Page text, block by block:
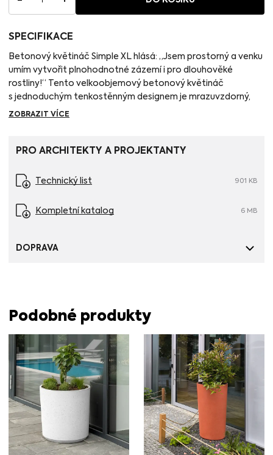
SPECIFIKACE
Betonový květináč Simple XL hlásá: „Jsem prostorný a venku
umím vytvořit plnohodnotné zázemí i pro dlouhověké
rostliny!“ Tento velkoobjemový betonový květináč
s jednoduchým tenkostěnným designem je mrazuvzdorný,
a tedy vhodný pro keříky, okrasné jehličnany nebo listnaté
odstupňování a vytvoření dojmu plasticity. Betonový
151 litrů.
Hmotnost: 99 kg
ZOBRAZIT VÍCE
PRO ARCHITEKTY A PROJEKTANTY
Technický list 901 KB
Kompletní katalog 6 MB
DOPRAVA
Podobné produkty